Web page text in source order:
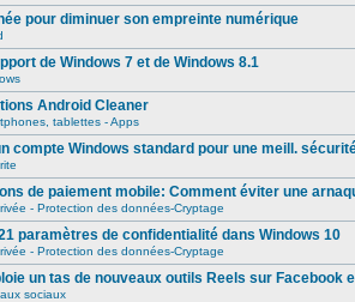
pour diminuer son empreinte numérique
de Windows 7 et de Windows 8.1
Android Cleaner
tablettes - Apps
compte Windows standard pour une meill.
de paiement mobile: Comment éviter une
- Protection des données-Cryptage
paramètres de confidentialité dans Windows 10
- Protection des données-Cryptage
un tas de nouveaux outils Reels sur Facebook
sociaux